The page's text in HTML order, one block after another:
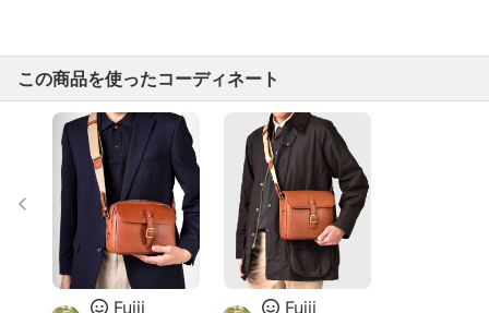
この商品を使ったコーディネート
Fujii Fujii